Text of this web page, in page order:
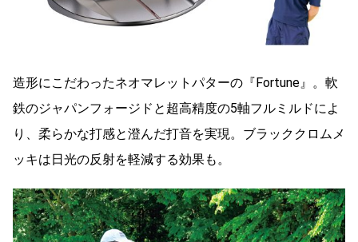
造形にこだわったネオマレットパターの『Fortune』。軟
鉄のジャパンフォージドと超高精度の5軸フルミルドによ
り、柔らかな打感と澄んだ打音を実現。ブラッククロムメ
ッキは日光の反射を軽減する効果も。